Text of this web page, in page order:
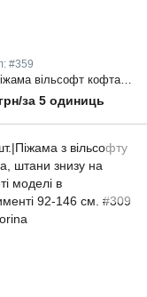
#359
за 5 одиниць